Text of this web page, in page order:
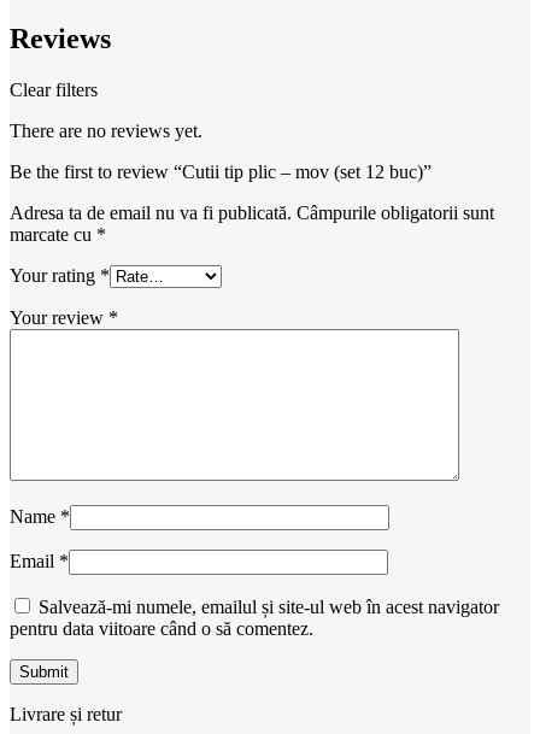
Reviews
Clear filters
There are no reviews yet.
Be the first to review “Cutii tip plic – mov (set 12 buc)”
Adresa ta de email nu va fi publicată. Câmpurile obligatorii sunt
marcate cu *
Your rating *
Your review *
Name *
Email *
Salvează-mi numele, emailul și site-ul web în acest navigator
pentru data viitoare când o să comentez.
Livrare și retur